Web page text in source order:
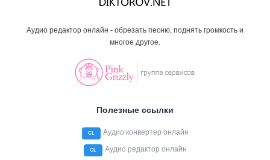
Аудио редактор онлайн - обрезать песню, поднять громкость и
многое другое.
Полезные ссылки
CL Аудио конвертер онлайн
CL Аудио редактор онлайн